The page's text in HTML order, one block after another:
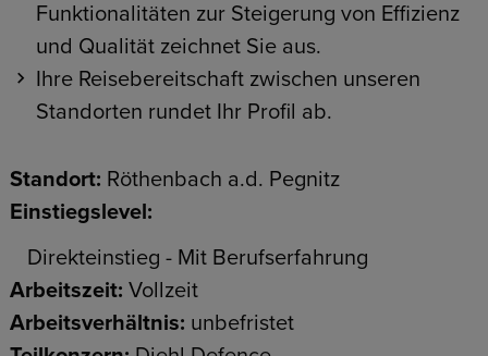
Funktionalitäten zur Steigerung von Effizienz
und Qualität zeichnet Sie aus.
Ihre Reisebereitschaft zwischen unseren
Standorten rundet Ihr Profil ab.
Standort: Röthenbach a.d. Pegnitz
Einstiegslevel:
Direkteinstieg - Mit Berufserfahrung
Arbeitszeit: Vollzeit
Arbeitsverhältnis: unbefristet